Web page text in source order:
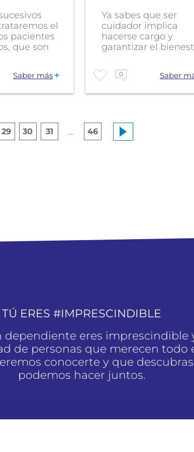
el
pacientes
que son
Saber más
Ya sabes que ser
cuidador implica
hacerse cargo y
garantizar el
de la persona de la
que...
0 Saber
29 30 31 ... 46
TÚ ERES #IMPRESCINDIBLE
dependiente eres imprescindible
de personas que merecen todo
conocerte y que
podemos hacer juntos.